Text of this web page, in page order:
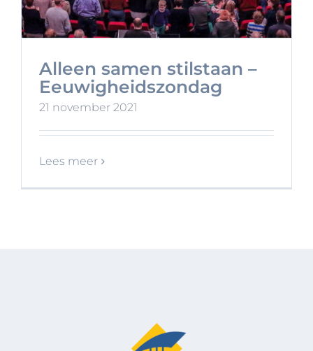
Alleen samen stilstaan –
Eeuwigheidszondag
21 november 2021
Lees meer